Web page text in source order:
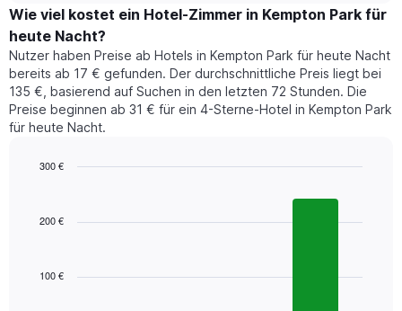
hat
1
Y-
Achse,
die
den
durchschnittlichen
Zimmerpreis
den
durchschnittlichen
Preis
eines
Zimmers
für
den
jeweiligen
Das
die
Wie viel kostet ein Hotel-Zimmer in Kempton Park für
heute Nacht?
Nutzer haben Preise ab Hotels in Kempton Park für heute Nacht
bereits ab 17 € gefunden. Der durchschnittliche Preis liegt bei
135 €, basierend auf Suchen in den letzten 72 Stunden. Die
Preise beginnen ab 31 € für ein 4-Sterne-Hotel in Kempton Park
für heute Nacht.
with
Das
100 €
200 €
300 €